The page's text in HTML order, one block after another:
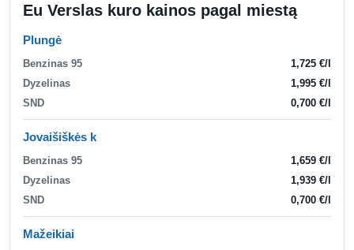
Eu Verslas kuro kainos pagal miestą
Plungė
Benzinas 95
1,725 €/l
Dyzelinas
1,995 €/l
SND
0,700 €/l
Jovaišiškės k
Benzinas 95
1,659 €/l
Dyzelinas
1,939 €/l
SND
0,700 €/l
Mažeikiai